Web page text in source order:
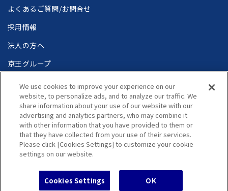
よくあるご質問/お問合せ
採用情報
法人の方へ
京王グループ
個人情報保護方針ウェブアクセシビリティ方針
サイトのご利用にあたってサイトマップ
Language
Copyright(C) Keio Corporation All rights reserved.
よくあるご質問/お問 遅延証明書
We use cookies to improve your experience on our
website, to personalize ads, and to analyze our traffic. We
share information about your use of our website with our
advertising and analytics partners, who may combine it
with other information that you have provided to them or
that they have collected from your use of their services.
Please click [Cookies Settings] to customize your cookie
settings on our website.
Cookies Settings OK